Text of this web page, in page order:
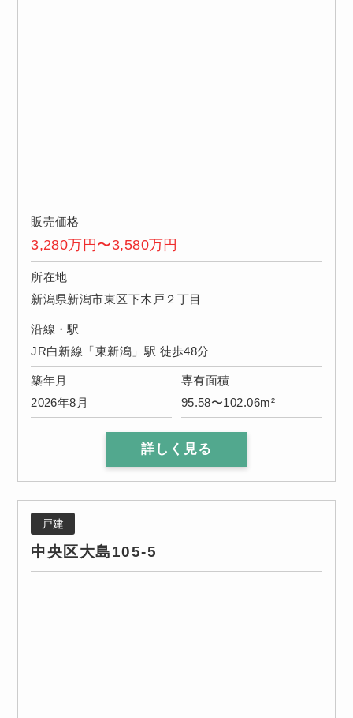
販売価格
3,280万円〜3,580万円
所在地
新潟県新潟市東区下木戸２丁目
沿線・駅
JR白新線「東新潟」駅 徒歩48分
築年月
2026年8月
専有面積
95.58〜102.06m²
詳しく見る
戸建
中央区大島105-5